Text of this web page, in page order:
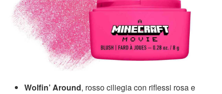
Wolfin’ Around, rosso ciliegia con riflessi rosa e